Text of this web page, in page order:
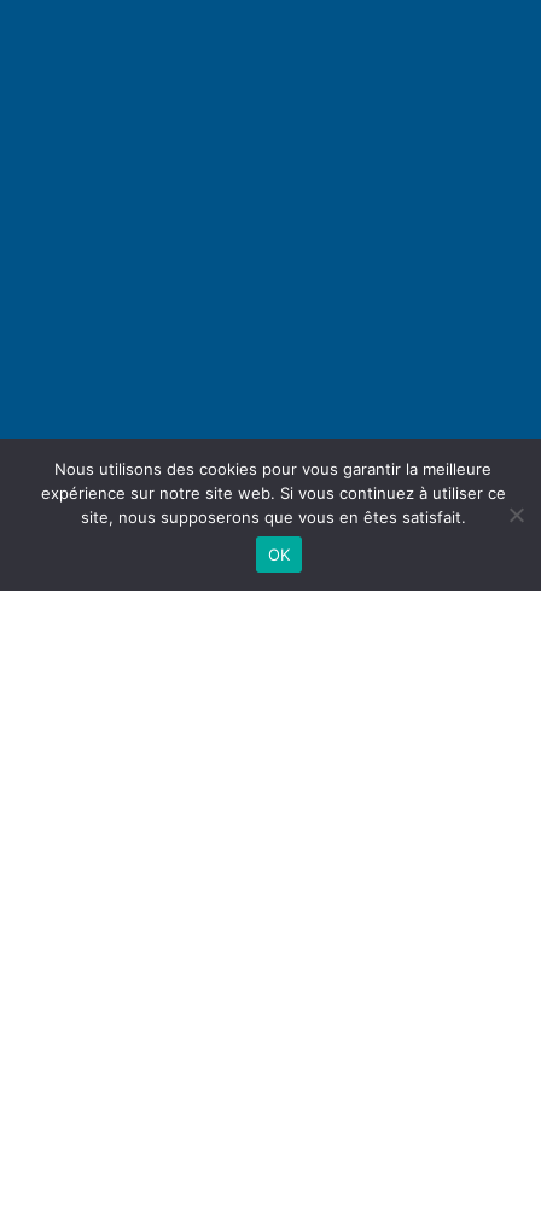
Nous utilisons des cookies pour vous garantir la meilleure
expérience sur notre site web. Si vous continuez à utiliser ce
site, nous supposerons que vous en êtes satisfait.
OK